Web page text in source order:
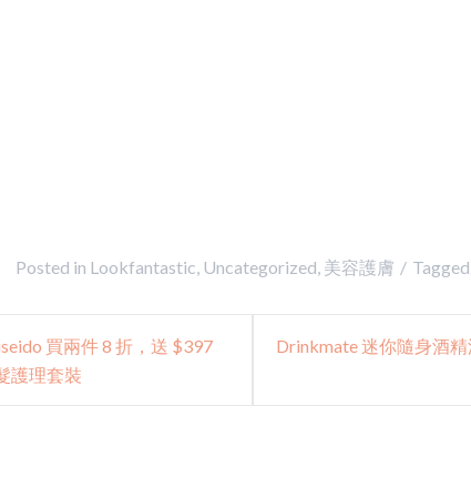
Posted in Lookfantastic, Uncategorized, 美容護膚 Tagged
買兩件 8 折，送 $397
護理套裝
Drinkmate 迷你隨身酒